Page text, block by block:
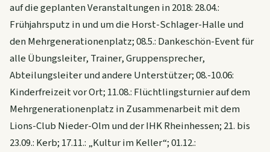
auf die geplanten Veranstaltungen in 2018: 28.04.:
Frühjahrsputz in und um die Horst-Schlager-Halle und
den Mehrgenerationenplatz; 08.5.: Dankeschön-Event für
alle Übungsleiter, Trainer, Gruppensprecher,
Abteilungsleiter und andere Unterstützer; 08.-10.06:
Kinderfreizeit vor Ort; 11.08.: Flüchtlingsturnier auf dem
Mehrgenerationenplatz in Zusammenarbeit mit dem
Lions-Club Nieder-Olm und der IHK Rheinhessen; 21. bis
23.09.: Kerb; 17.11.: „Kultur im Keller“; 01.12.: